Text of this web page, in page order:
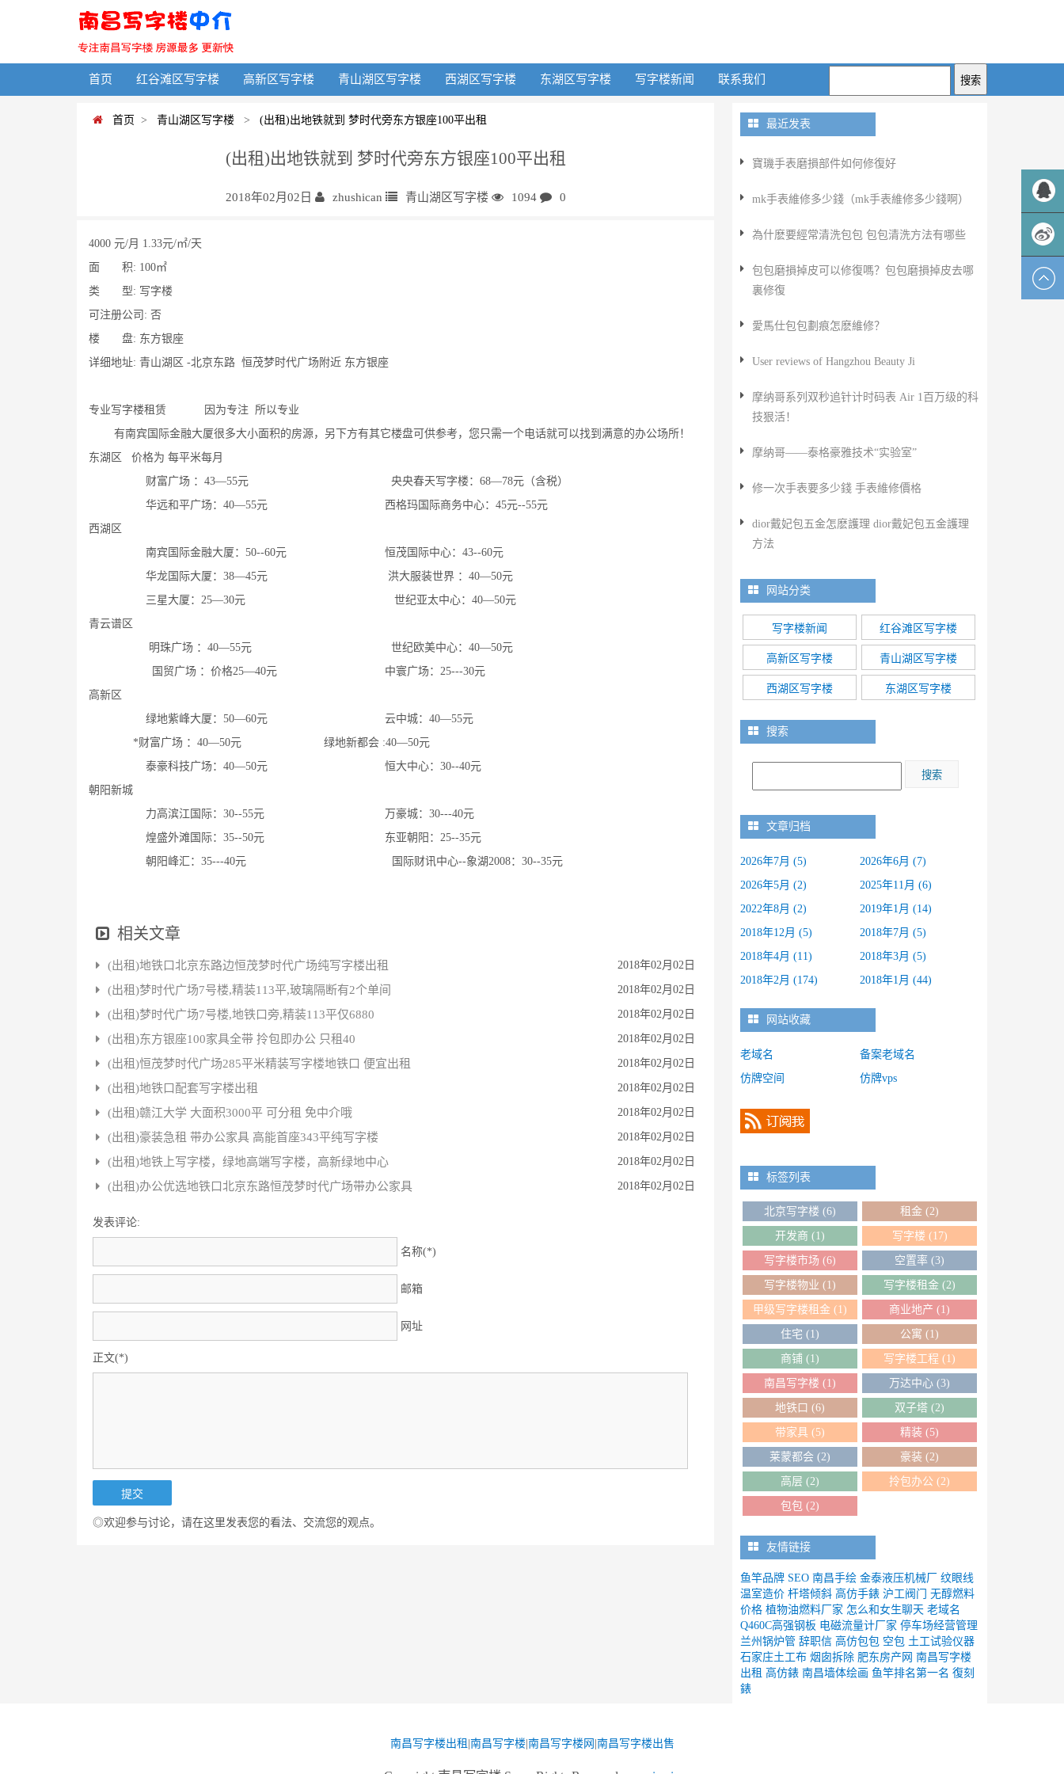
首页 红谷滩区写字楼 高新区写字楼 青山湖区写字楼 西湖区写字楼 东湖区写字楼 写字楼新闻 联系我们
首页 > 青山湖区写字楼 > (出租)出地铁就到 梦时代旁东方银座100平出租
(出租)出地铁就到 梦时代旁东方银座100平出租
2018年02月02日 zhushican 青山湖区写字楼 1094 0
4000 元/月 1.33元/㎡/天
面 积: 100㎡
类 型: 写字楼
可注册公司: 否
楼 盘: 东方银座
详细地址: 青山湖区 -北京东路 恒茂梦时代广场附近 东方银座
专业写字楼租赁 因为专注 所以专业
有南宾国际金融大厦很多大小面积的房源，另下方有其它楼盘可供参考，您只需一个电话就可以找到满意的办公场所！
东湖区 价格为 每平米每月
财富广场 ：43—55元 央央春天写字楼：68—78元（含税）
华远和平广场：40—55元 西格玛国际商务中心：45元--55元
西湖区
南宾国际金融大厦：50--60元 恒茂国际中心：43--60元
华龙国际大厦：38—45元 洪大服装世界 ：40—50元
三星大厦：25—30元 世纪亚太中心：40—50元
青云谱区
明珠广场 ：40—55元 世纪欧美中心：40—50元
国贸广场 ：价格25—40元 中寰广场：25---30元
高新区
绿地紫峰大厦：50—60元 云中城：40—55元
*财富广场 ：40—50元 绿地新都会 :40—50元
泰豪科技广场：40—50元 恒大中心：30--40元
朝阳新城
力高滨江国际：30--55元 万豪城：30---40元
煌盛外滩国际：35--50元 东亚朝阳：25--35元
朝阳峰汇：35---40元 国际财讯中心--象湖2008：30--35元
相关文章
(出租)地铁口北京东路边恒茂梦时代广场纯写字楼出租 2018年02月02日
(出租)梦时代广场7号楼,精装113平,玻璃隔断有2个单间 2018年02月02日
(出租)梦时代广场7号楼,地铁口旁,精装113平仅6880 2018年02月02日
(出租)东方银座100家具全带 拎包即办公 只租40 2018年02月02日
(出租)恒茂梦时代广场285平米精装写字楼地铁口 便宜出租 2018年02月02日
(出租)地铁口配套写字楼出租 2018年02月02日
(出租)赣江大学 大面积3000平 可分租 免中介哦 2018年02月02日
(出租)豪装急租 带办公家具 高能首座343平纯写字楼 2018年02月02日
(出租)地铁上写字楼，绿地高端写字楼，高新绿地中心 2018年02月02日
(出租)办公优选地铁口北京东路恒茂梦时代广场带办公家具 2018年02月02日
发表评论:
名称(*)
邮箱
网址
正文(*)
◎欢迎参与讨论，请在这里发表您的看法、交流您的观点。
最近发表
​寶璣手表磨損部件如何修復好
mk手表維修多少錢（mk手表維修多少錢啊）
為什麽要經常清洗包包 包包清洗方法有哪些
包包磨損掉皮可以修復嗎？包包磨損掉皮去哪
裏修復
​愛馬仕包包劃痕怎麽維修？
User reviews of Hangzhou Beauty Ji
摩纳哥系列双秒追针计时码表 Air 1百万级的科
技狠活！
摩纳哥——泰格豪雅技术“实验室”
​修一次手表要多少錢 手表維修價格
​dior戴妃包五金怎麽護理 dior戴妃包五金護理
方法
网站分类
写字楼新闻 红谷滩区写字楼
高新区写字楼 青山湖区写字楼
西湖区写字楼 东湖区写字楼
搜索
文章归档
2026年7月 (5)
2026年6月 (7)
2026年5月 (2)
2025年11月 (6)
2022年8月 (2)
2019年1月 (14)
2018年12月 (5)
2018年7月 (5)
2018年4月 (11)
2018年3月 (5)
2018年2月 (174)
2018年1月 (44)
网站收藏
老域名
备案老域名
仿牌空间
仿牌vps
标签列表
北京写字楼 (6) 租金 (2)
开发商 (1) 写字楼 (17)
写字楼市场 (6) 空置率 (3)
写字楼物业 (1) 写字楼租金 (2)
甲级写字楼租金(1) 商业地产 (1)
住宅 (1) 公寓 (1)
商铺 (1) 写字楼工程 (1)
南昌写字楼 (1) 万达中心 (3)
地铁口 (6) 双子塔 (2)
带家具(5) 精装 (5)
莱蒙都会 (2) 豪装 (2)
高层 (2) 拎包办公 (2)
包包(2)
友情链接
鱼竿品牌 SEO 南昌手绘 金泰液压机械厂
纹眼线
温室造价 杆塔倾斜 高仿手錶 沪工阀门
无醇燃料
价格 植物油燃料厂家 怎么和女生聊天 老域名
Q460C高强钢板 电磁流量计厂家 停车场经营管理
兰州锅炉管 辞职信 高仿包包 空包 土工试验仪器
石家庄土工布 烟囱拆除 肥东房产网 南昌写字楼
出租 高仿錶 南昌墙体绘画 鱼竿排名第一名 復刻
錶
南昌写字楼出租 南昌写字楼| 南昌写字楼网 南昌写字楼出售
QQ客服
新浪微